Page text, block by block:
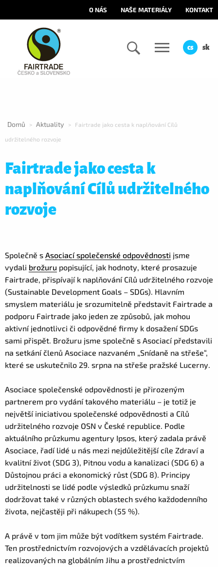
O NÁS NAŠE MATERIÁLY KONTAKT
cs sk
Domů > Aktuality > Fairtrade jako cesta k naplňování Cílů
udržitelného rozvoje
Fairtrade jako cesta k
naplňování Cílů udržitelného
rozvoje
Společně s Asociací společenské odpovědnosti jsme
vydali brožuru popisující, jak hodnoty, které prosazuje
Fairtrade, přispívají k naplňování Cílů udržitelného rozvoje
(Sustainable Development Goals – SDGs). Hlavním
smyslem materiálu je srozumitelně představit Fairtrade a
podporu Fairtrade jako jeden ze způsobů, jak mohou
aktivní jednotlivci či odpovědné firmy k dosažení SDGs
sami přispět. Brožuru jsme společně s Asociací představili
na setkání členů Asociace nazvaném „Snídaně na střeše“,
které se uskutečnilo 29. srpna na střeše pražské Lucerny.
Asociace společenské odpovědnosti je přirozeným
partnerem pro vydání takového materiálu – je totiž je
největší iniciativou společenské odpovědnosti a Cílů
udržitelného rozvoje OSN v České republice. Podle
aktuálního průzkumu agentury Ipsos, který zadala právě
Asociace, řadí lidé u nás mezi nejdůležitější cíle Zdraví a
kvalitní život (SDG 3), Pitnou vodu a kanalizaci (SDG 6) a
Důstojnou práci a ekonomický růst (SDG 8). Principy
udržitelnosti se lidé podle výsledků průzkumu snaží
dodržovat také v různých oblastech svého každodenního
života, nejčastěji při nákupech (55 %).
A právě v tom jim může být vodítkem systém Fairtrade.
Ten prostřednictvím rozvojových a vzdělávacích projektů
realizovaných na globálním Jihu a prostřednictvím